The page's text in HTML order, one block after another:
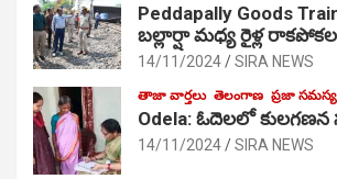
Peddapally Goods
బల్లార్షా మధ్య రైళ్ల
14/11/2024 SIRA NEWS
తాజా వార్తలు తెలంగాణ ప్రజా
Odela: ఓదెలలో కులగణన
14/11/2024 SIRA NEWS